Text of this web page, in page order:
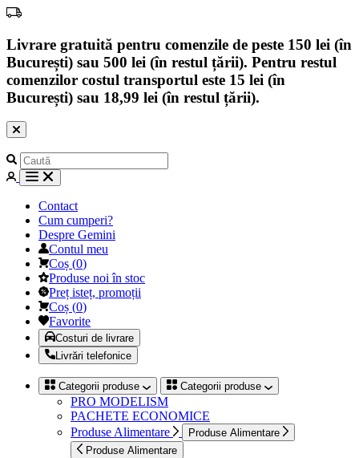
Livrare gratuită pentru comenzile de peste 150 lei (în
București) sau 500 lei (în restul țării). Pentru restul
comenzilor costul transportul este 15 lei (în
București) sau 18,99 lei (în restul țării).
Contact
Cum cumperi?
Despre Gemini
Contul meu
Coș (0)
Produse noi în stoc
Preț isteț, promoții
Coș (0)
Favorite
Costuri de livrare
Livrări telefonice
Categorii produse Categorii produse
PRO MODELISM
PACHETE ECONOMICE
Produse Alimentare
Produse Alimentare
Produse Alimentare